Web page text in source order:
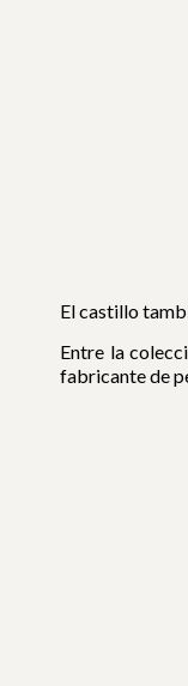
El castillo
Entre la
fabricante de